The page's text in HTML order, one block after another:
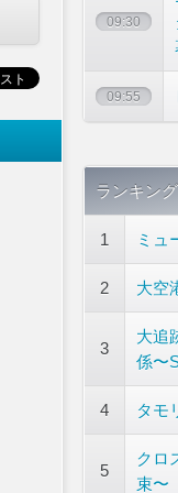
09:30
09:55
ランキング
1 ミュ
2 大空
3
大追
係〜
4 タモ
5
クロ
束〜